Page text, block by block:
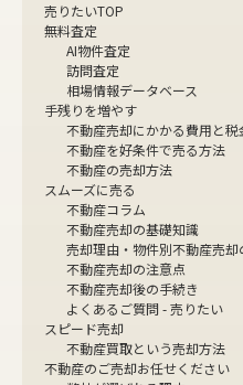
売りたいTOP
無料査定
AI物件査定
訪問査定
相場情報データベース
手残りを増やす
不動産売却にかかる費用と税
不動産を好条件で売る方法
不動産の売却方法
スムーズに売る
不動産コラム
不動産売却の基礎知識
売却理由・物件別不動産売却
不動産売却の注意点
不動産売却後の手続き
よくあるご質問 - 売りたい
スピード売却
不動産買取という売却方法
不動産のご売却お任せください